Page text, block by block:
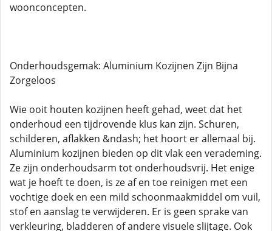
woonconcepten.
Onderhoudsgemak: Aluminium Kozijnen Zijn Bijna
Zorgeloos
Wie ooit houten kozijnen heeft gehad, weet dat het
onderhoud een tijdrovende klus kan zijn. Schuren,
schilderen, aflakken &ndash; het hoort er allemaal bij.
Aluminium kozijnen bieden op dit vlak een verademing.
Ze zijn onderhoudsarm tot onderhoudsvrij. Het enige
wat je hoeft te doen, is ze af en toe reinigen met een
vochtige doek en een mild schoonmaakmiddel om vuil,
stof en aanslag te verwijderen. Er is geen sprake van
verkleuring, bladderen of andere visuele slijtage. Ook